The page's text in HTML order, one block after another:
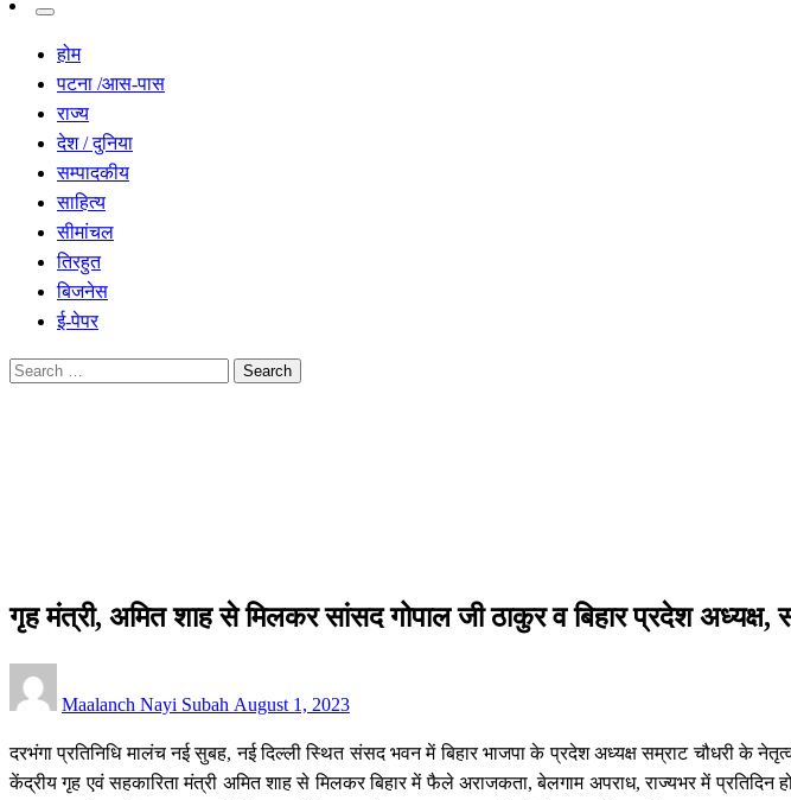
मालंच नई सुबह
होम
पटना /आस-पास
राज्य
देश / दुनिया
सम्पादकीय
साहित्य
सीमांचल
तिरहुत
बिजनेस
ई-पेपर
Search
गृह मंत्री, अमित शाह से मिलकर सांसद गोपाल जी ठाकुर व बिहार प्रदेश अध्यक्ष,
Maalanch Nayi Subah on
August 1, 2023
दरभंगा प्रतिनिधि मालंच नई सुबह, नई दिल्ली स्थित संसद भवन में बिहार भाजपा के प्रदेश अध्यक्ष सम्राट चौधरी के
केंद्रीय गृह एवं सहकारिता मंत्री अमित शाह से मिलकर बिहार में फैले अराजकता, बेलगाम अपराध, राज्यभर में प्रतिदिन